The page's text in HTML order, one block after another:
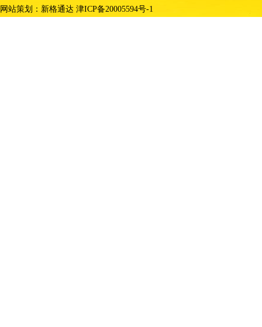
网站策划： 新格通达 津ICP备20005594号-1